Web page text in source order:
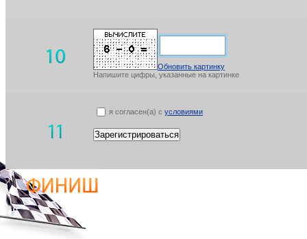
Обновить картинку
Напишите цифры, указанные на картинке
я согласен(а) с условиями
Зарегистрироваться